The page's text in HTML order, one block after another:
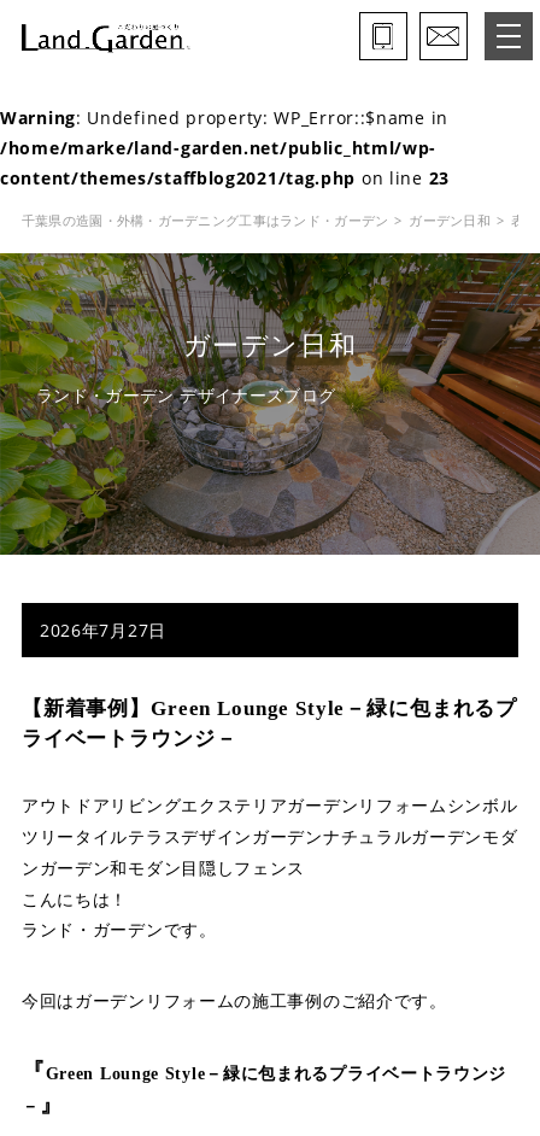
ランド・ガーデンとは
モデルガーデン
保証と約束・ご理解いただきたい事
施工の流れ
よくある質問
会社概要
店舗案内
スタッフ紹介
プライバシーポリシー
サイトマップ
Warning: Undefined property: WP_Error::$name in
/home/marke/land-garden.net/public_html/wp-
content/themes/staffblog2021/tag.php on line 23
千葉県の造園・外構・ガーデニング工事はランド・ガーデン ガーデン日和 表
ガーデン日和
ランド・ガーデン デザイナーズブログ
2026年7月27日
【新着事例】Green Lounge Style－緑に包まれるプ
ライベートラウンジ－
アウトドアリビングエクステリアガーデンリフォーム シンボル
ツリー タイルテラスデザインガーデンナチュラルガーデン モダ
ンガーデン和モダン 目隠しフェンス
こんにちは！
ランド・ガーデンです。
今回はガーデンリフォームの施工事例のご紹介です。
『Green Lounge Style－緑に包まれるプライベートラウンジ
－ 』